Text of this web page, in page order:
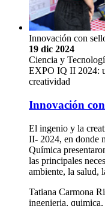
Innovación con
19 dic 2024
Ciencia y
EXPO IQ II 2024:
creatividad
Innovación
El ingenio y la
II- 2024, en donde
Química
las principales
ambiente, la salud,
Tatiana Carmona
ingenieria,